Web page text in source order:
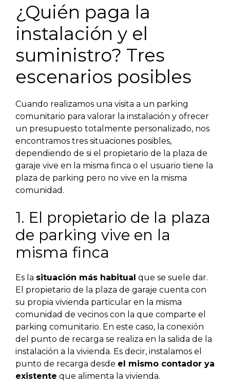
¿Quién paga la
instalación y el
suministro? Tres
escenarios posibles
Cuando realizamos una visita a un parking
comunitario para valorar la instalación y ofrecer
un presupuesto totalmente personalizado, nos
encontramos tres situaciones posibles,
dependiendo de si el propietario de la plaza de
garaje vive en la misma finca o el usuario tiene la
plaza de parking pero no vive en la misma
comunidad.
1. El propietario de la plaza
de parking vive en la
misma finca
Es la situación más habitual que se suele dar.
El propietario de la plaza de garaje cuenta con
su propia vivienda particular en la misma
comunidad de vecinos con la que comparte el
parking comunitario. En este caso, la conexión
del punto de recarga se realiza en la salida de la
instalación a la vivienda. Es decir, instalamos el
punto de recarga desde el mismo contador ya
existente que alimenta la vivienda.